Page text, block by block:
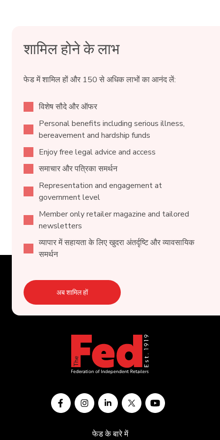
शामिल होने के लाभ
फेड में शामिल हों और 150 से अधिक लाभों का आनंद लें:
विशेष सौदे और ऑफर
Personal benefits including serious illness,
bereavement and hardship funds
Enjoy free legal advice and access
समाचार और पत्रिका समर्थन
Representation and engagement at
government level
Member only retailer magazine and tailored
newsletters
व्यापार में सहायता के लिए खुदरा अंतर्दृष्टि और व्यावसायिक
समर्थन
अब शामिल हों
फेड के बारे में